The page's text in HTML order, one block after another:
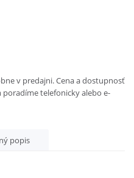
v predajni. Cena a dostupnosť
telefonicky alebo e-
popis